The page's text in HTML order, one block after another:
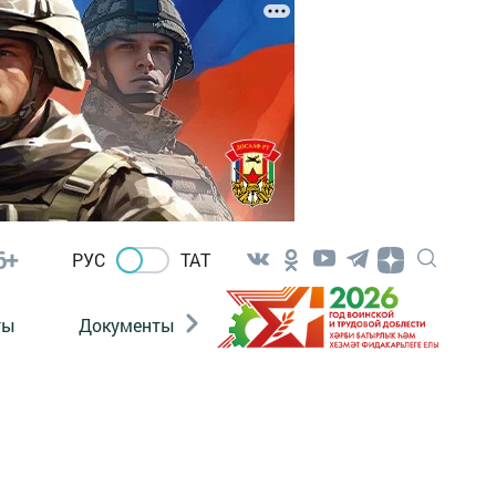
РУС ТАТ
Документы Патриотизм